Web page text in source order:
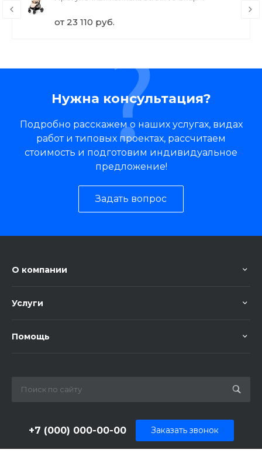
от 23 110 руб.
Нужна консультация?
Подробно расскажем о наших услугах, видах
работ и типовых проектах, рассчитаем
стоимость и подготовим индивидуальное
предложение!
Задать вопрос
О компании
Услуги
Помощь
+7 (000) 000-00-00 Заказать звонок